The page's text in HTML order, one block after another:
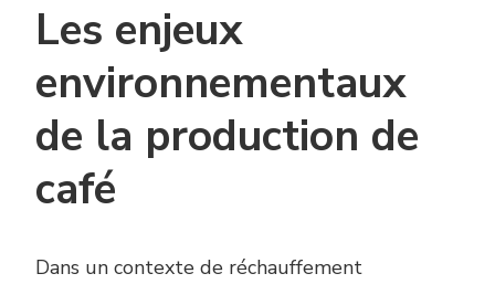
Les enjeux
environnementaux
de la production de
café
Dans un contexte de réchauffement